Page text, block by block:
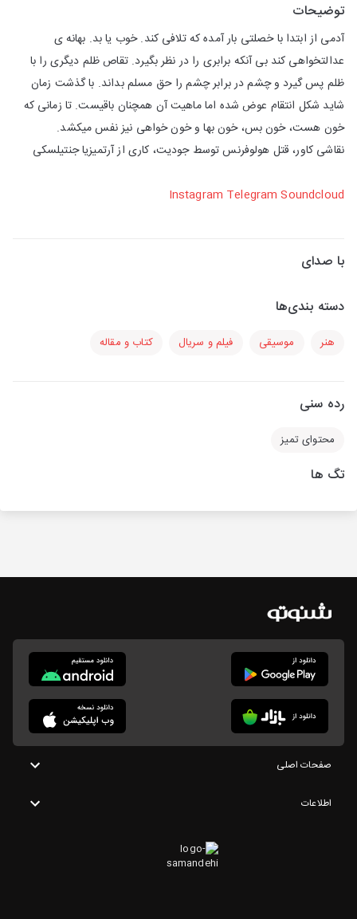
توضیحات
آدمی از ابتدا با خصلتی بار آمده که تلافی کند. خوب یا بد. بهانه ی
عدالتخواهی کند بی آنکه برابری را در نظر بگیرد. تقاص ظلم دیگری را با
ظلم پس گیرد و چشم در برابر چشم را حق مسلم بداند. با گذشت زمان
شاید شکل انتقام عوض شده اما ماهیت آن همچنان باقیست. تا زمانی که
خون هست، خون بس، خون بها و خون خواهی نیز نفس میکشد.
نقاشی کاور، قتل هولوفرنس توسط جودیت، کاری از آرتمیزیا جنتیلسکی
Instagram Telegram Soundcloud
با صدای
دسته بندی‌ها
هنر موسیقی فیلم و سریال کتاب و مقاله
رده سنی
محتوای تمیز
تگ ها
صفحات اصلی
اطلاعات